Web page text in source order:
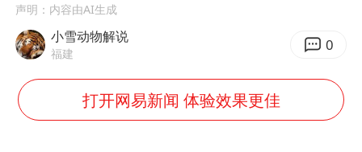
OpenAI为免费用户升级GPT-5.6 Luna
声明：内容由AI生成
小雪动物解说
福建 0
打开网易新闻 体验效果更佳